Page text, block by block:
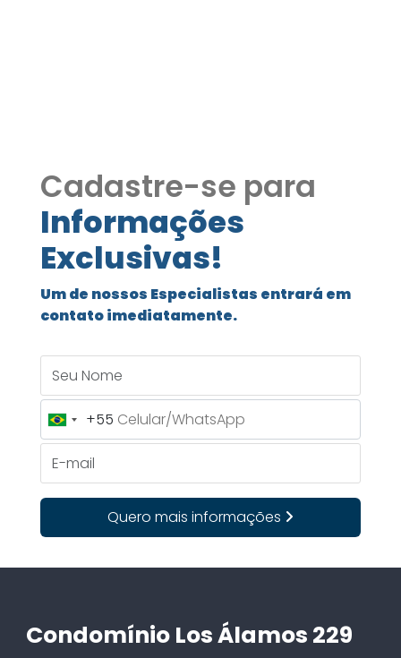
Cadastre-se para
Informações
Exclusivas!
Um de nossos Especialistas entrará em
contato imediatamente.
Brazil
+55
+55
Quero mais informações
Condomínio Los Álamos 229